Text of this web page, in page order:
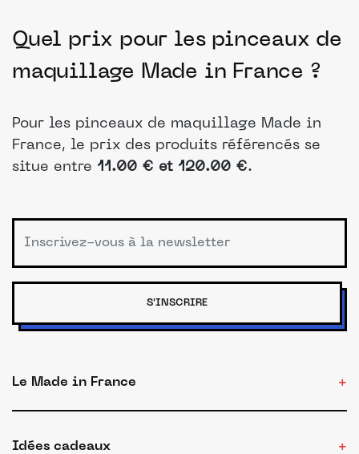
Quel prix pour les pinceaux de
maquillage Made in France ?
Pour les pinceaux de maquillage Made in
France, le prix des produits référencés se
situe entre 11.00 € et 120.00 €.
S'INSCRIRE
Le Made in France
Idées cadeaux